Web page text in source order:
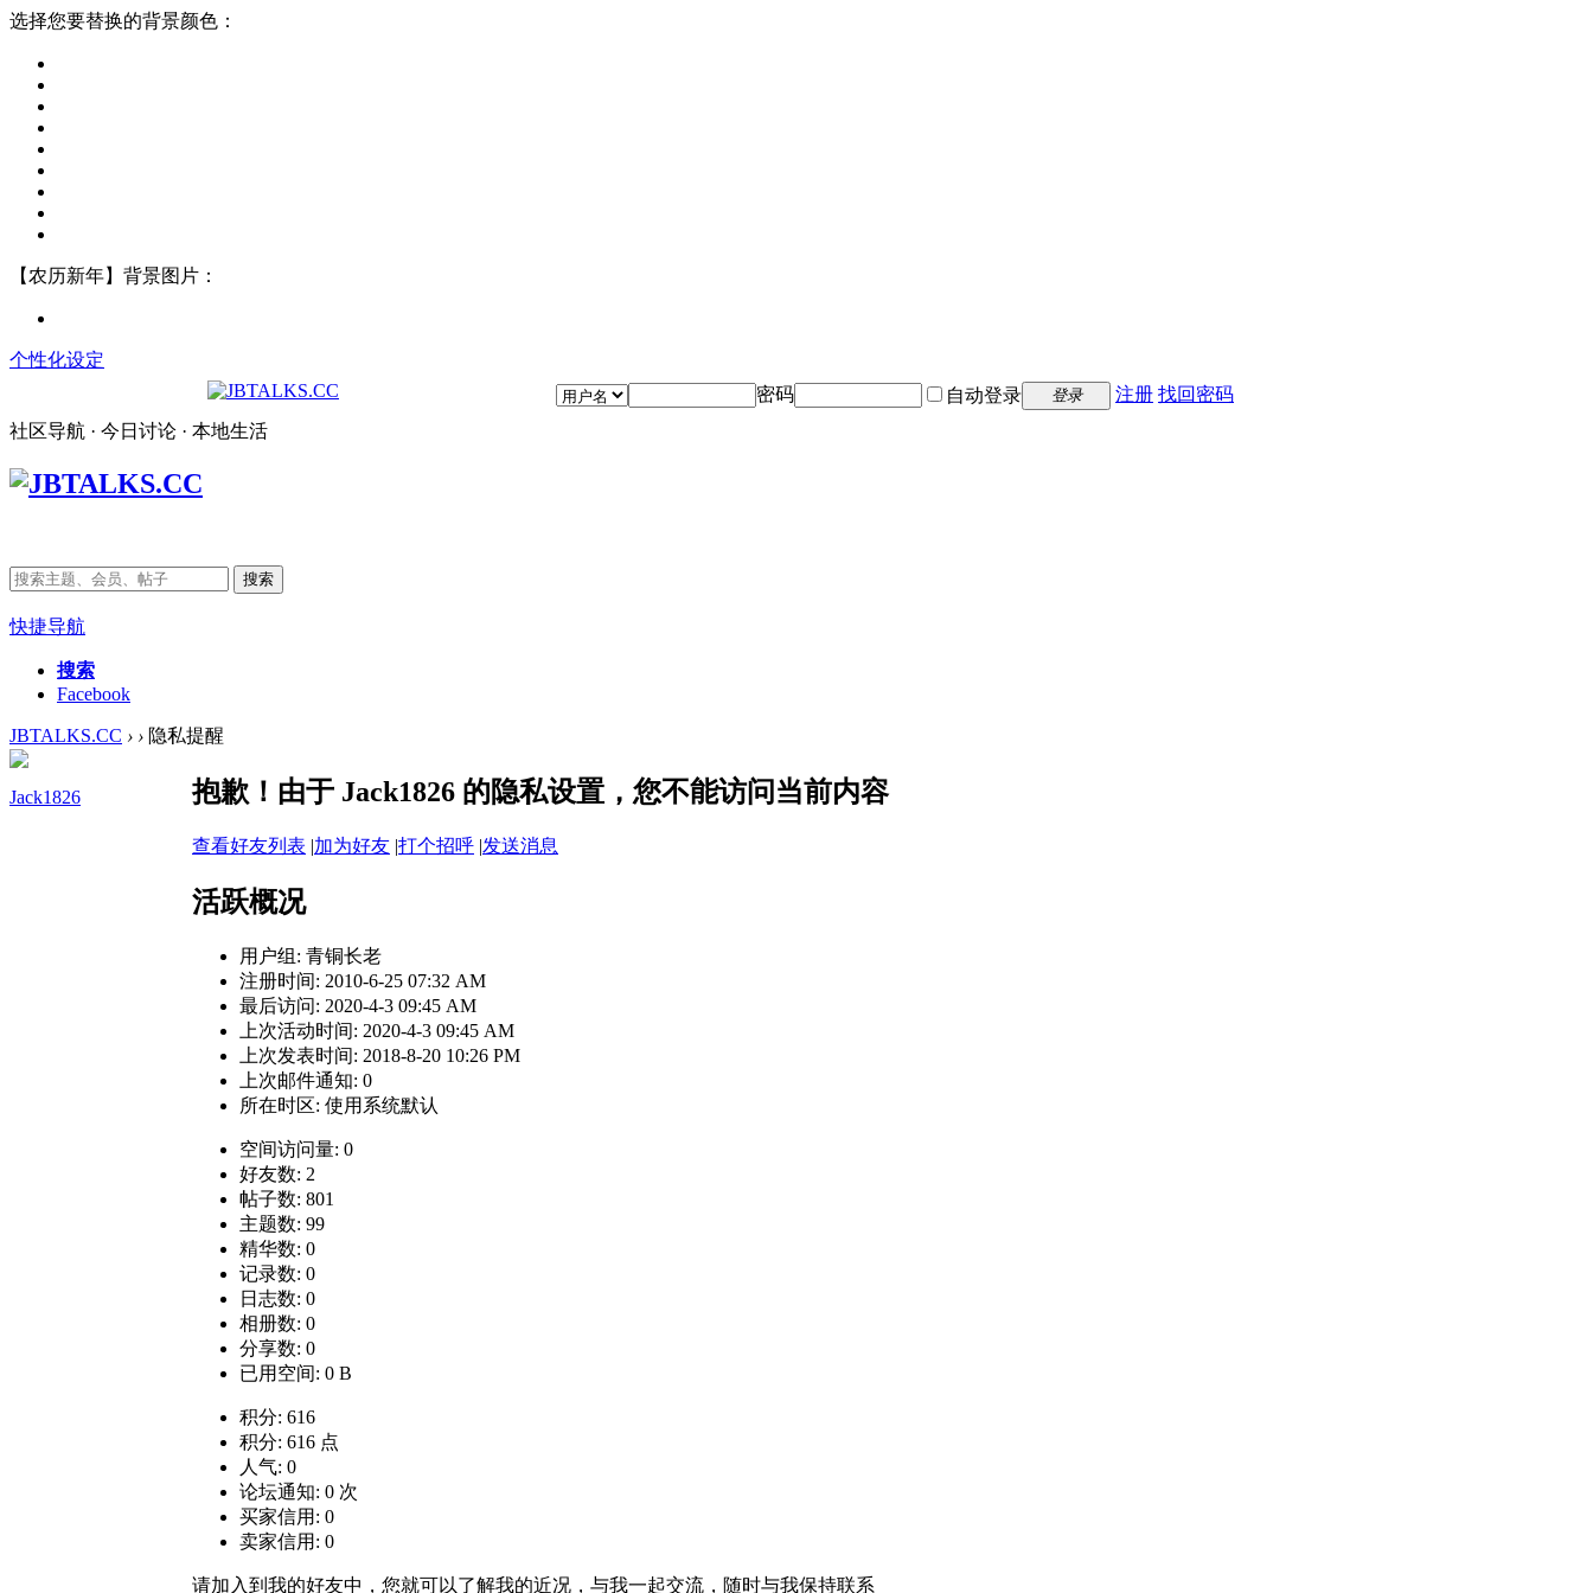
选择您要替换的背景颜色：
【农历新年】背景图片：
个性化设定
密码
自动登录 登录 注册 找回密码
社区导航 · 今日讨论 · 本地生活
搜索
快捷导航
搜索
Facebook
JBTALKS.CC › › 隐私提醒
Jack1826 抱歉！由于 Jack1826 的隐私设置，您不能访问当前内容
查看好友列表 |加为好友 |打个招呼 |发送消息
活跃概况
用户组: 青铜长老
注册时间: 2010-6-25 07:32 AM
最后访问: 2020-4-3 09:45 AM
上次活动时间: 2020-4-3 09:45 AM
上次发表时间: 2018-8-20 10:26 PM
上次邮件通知: 0
所在时区: 使用系统默认
空间访问量: 0
好友数: 2
帖子数: 801
主题数: 99
精华数: 0
记录数: 0
日志数: 0
相册数: 0
分享数: 0
已用空间: 0 B
积分: 616
积分: 616 点
人气: 0
论坛通知: 0 次
买家信用: 0
卖家信用: 0
请加入到我的好友中，您就可以了解我的近况，与我一起交流，随时与我保持联系